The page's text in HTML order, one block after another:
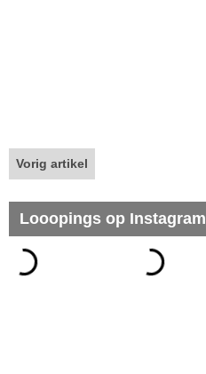
Vorig artikel
Looopings op Instagram